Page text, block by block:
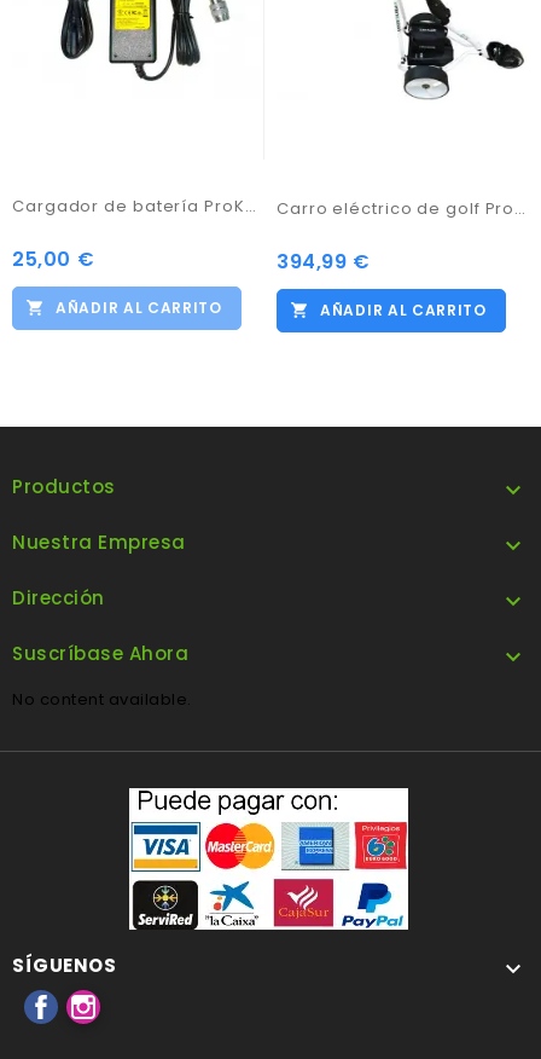
Cargador de batería ProKaddy 12V
Precio
25,00 €
AÑADIR AL CARRITO
Carro eléctrico de golf Pro Kaddy Modelo D3 GTX Blanco con batería 33amp
Precio
394,99 €
AÑADIR AL CARRITO
Productos 
Nuestra Empresa 
Dirección 
Suscríbase Ahora 
No content available.
SÍGUENOS 
FacebookInstagram